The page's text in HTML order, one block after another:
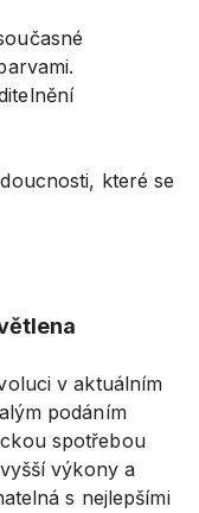
které se
v aktuálním
podáním
spotřebou
výkony a
s nejlepšími